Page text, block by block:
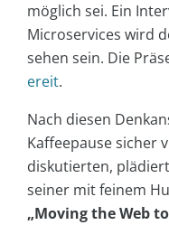
möglich sei. Ein
Microservices wird
sehen sein. Die
ereit.
Nach diesen
Kaffeepause sicher
diskutierten,
seiner mit feinem
„Moving the Web